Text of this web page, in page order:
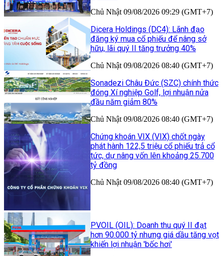
Chủ Nhật 09/08/2026 09:29 (GMT+7)
Dicera Holdings (DC4): Lãnh đạo
đăng ký mua cổ phiếu để nâng sở
hữu, lãi quý II tăng trưởng 40%
Chủ Nhật 09/08/2026 08:40 (GMT+7)
Sonadezi Châu Đức (SZC) chính thức
đóng Xí nghiệp Golf, lợi nhuận nửa
đầu năm giảm 80%
Chủ Nhật 09/08/2026 08:40 (GMT+7)
Chứng khoán VIX (VIX) chốt ngày
phát hành 122,5 triệu cổ phiếu trả cổ
tức, dự nâng vốn lên khoảng 25.700
tỷ đồng
Chủ Nhật 09/08/2026 08:40 (GMT+7)
PVOIL (OIL): Doanh thu quý II đạt
hơn 90.000 tỷ nhưng giá dầu tăng vọt
khiến lợi nhuận 'bốc hơi'